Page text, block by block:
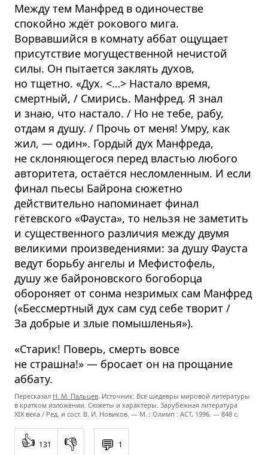
Между тем Манфред в одиночестве
спокойно ждёт рокового мига.
Ворвавшийся в комнату аббат ощущает
присутствие могущественной нечистой
силы. Он пытается заклять духов,
но тщетно. «Дух. <…> Настало время,
смертный, / Смирись. Манфред. Я знал
и знаю, что настало. / Но не тебе, рабу,
отдам я душу. / Прочь от меня! Умру, как
жил, — один». Гордый дух Манфреда,
не склоняющегося перед властью любого
авторитета, остаётся несломленным. И если
финал пьесы Байрона сюжетно
действительно напоминает финал
гётевского «Фауста», то нельзя не заметить
и существенного различия между двумя
великими произведениями: за душу Фауста
ведут борьбу ангелы и Мефистофель,
душу же байроновского богоборца
обороняет от сонма незримых сам Манфред
(«Бессмертный дух сам суд себе творит /
За добрые и злые помышленья»).
«Старик! Поверь, смерть вовсе
не страшна!» — бросает он на прощание
аббату.
Пересказал Н. М. Пальцев . Источник: Все шедевры мировой литературы
в кратком изложении. Сюжеты и характеры. Зарубежная литература
XIX века / Ред. и сост. В. И. Новиков. — М. : Олимп : ACT, 1996. — 848 с.
👍 131 👎 💬 1